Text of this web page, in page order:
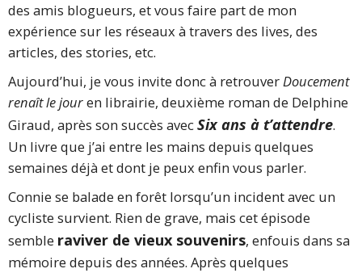
des amis blogueurs, et vous faire part de mon
expérience sur les réseaux à travers des lives, des
articles, des stories, etc.
Aujourd’hui, je vous invite donc à retrouverDoucement
renaît le jouren librairie, deuxième roman de Delphine
Giraud, après son succès avecSix ans à t’attendre.
Un livre que j’ai entre les mains depuis quelques
semaines déjà et dont je peux enfin vous parler.
Connie se balade en forêt lorsqu’un incident avec un
cycliste survient. Rien de grave, mais cet épisode
semble raviver de vieux souvenirs, enfouis dans sa
mémoire depuis des années. Après quelques